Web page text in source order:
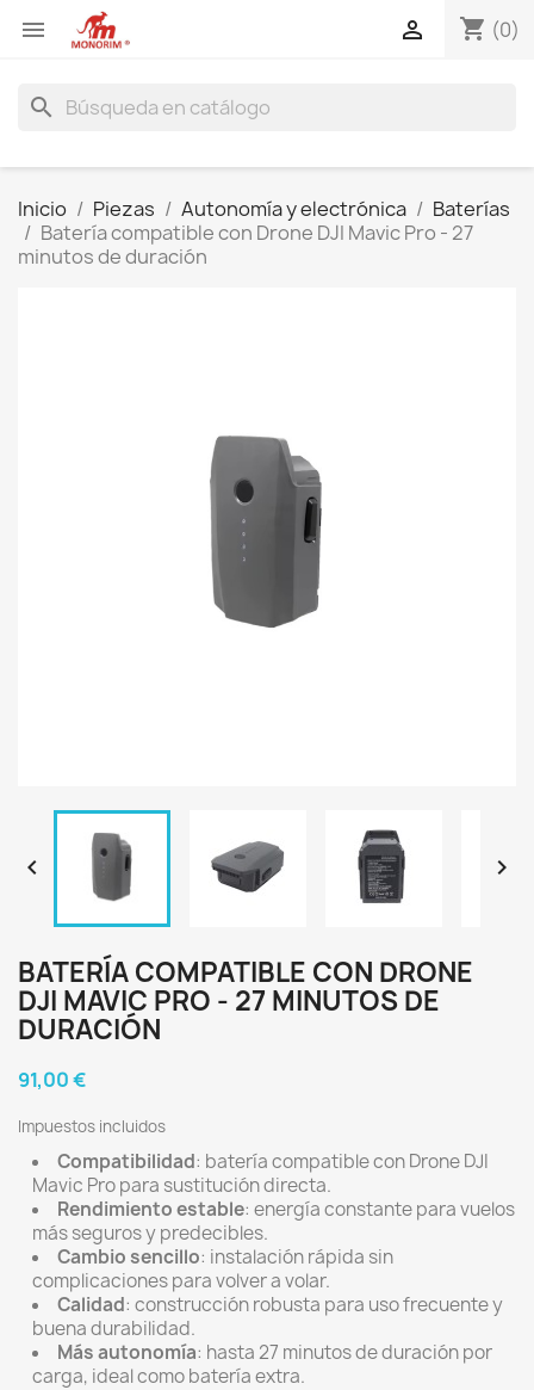
 shopping_cart (0)

search
Inicio Piezas Autonomía y electrónica
Baterías
Batería compatible con Drone DJI Mavic Pro - 27
minutos de duración
 
BATERÍA COMPATIBLE CON DRONE
DJI MAVIC PRO - 27 MINUTOS DE
DURACIÓN
91,00 €
Impuestos incluidos
Compatibilidad: batería compatible con Drone DJI
Mavic Pro para sustitución directa.
Rendimiento estable: energía constante para vuelos
más seguros y predecibles.
Cambio sencillo: instalación rápida sin
complicaciones para volver a volar.
Calidad: construcción robusta para uso frecuente y
buena durabilidad.
Más autonomía: hasta 27 minutos de duración por
carga, ideal como batería extra.